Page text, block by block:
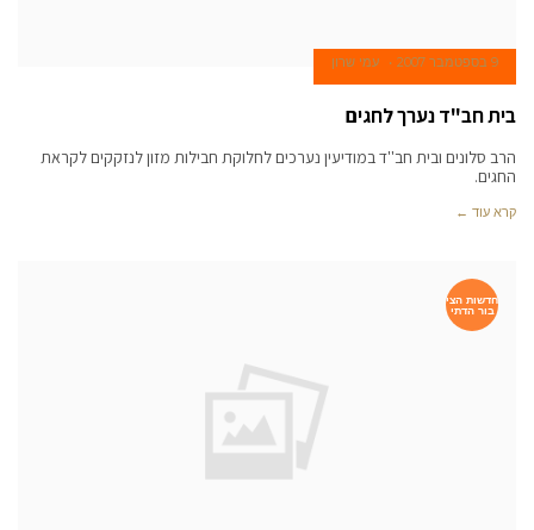
9 בספטמבר 2007 עמי שרון
בית חב"ד נערך לחגים
הרב סלונים ובית חב''ד במודיעין נערכים לחלוקת חבילות מזון לנזקקים לקראת
החגים.
קרא עוד ←
חדשות הצי
בור הדתי